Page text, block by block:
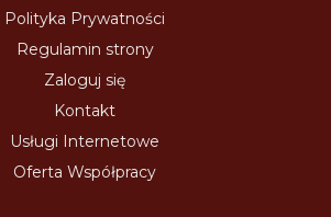
Polityka Prywatności
Regulamin strony
Zaloguj się
Kontakt
Usługi Internetowe
Oferta Współpracy